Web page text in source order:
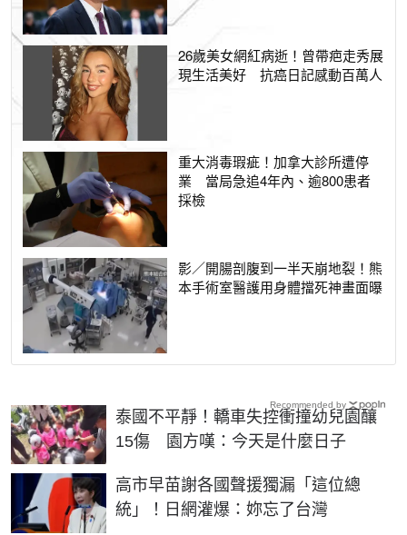
26歲美女網紅病逝！曾帶疤走秀展
現生活美好 抗癌日記感動百萬人
重大消毒瑕疵！加拿大診所遭停
業 當局急追4年內、逾800患者
採檢
影／開腸剖腹到一半天崩地裂！熊
本手術室醫護用身體擋死神畫面曝
泰國不平靜！轎車失控衝撞幼兒園釀
15傷 園方嘆：今天是什麼日子
高市早苗謝各國聲援獨漏「這位總
統」！日網灌爆：妳忘了台灣
Recommended by